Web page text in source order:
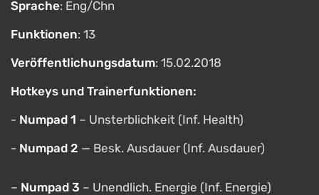
Sprache: Eng/Chn
Funktionen: 13
Veröffentlichungsdatum: 15.02.2018
Hotkeys und Trainerfunktionen:
- Numpad 1 – Unsterblichkeit (Inf. Health)
- Numpad 2 — Besk. Ausdauer (Inf. Ausdauer)
– Numpad 3 – Unendlich. Energie (Inf. Energie)